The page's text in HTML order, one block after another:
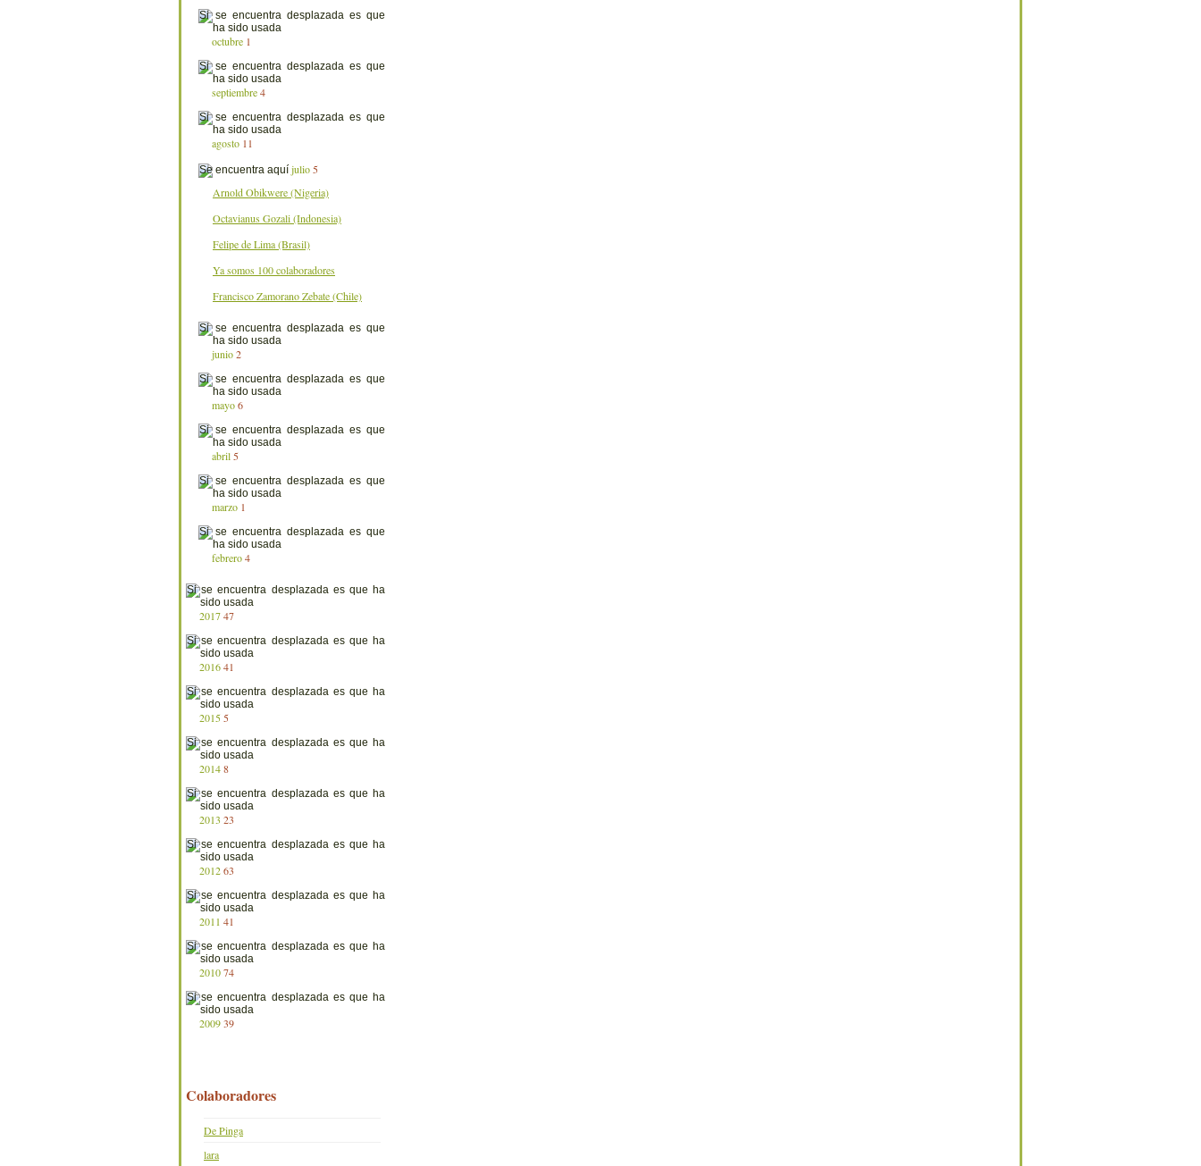
octubre 1
septiembre 4
agosto 11
julio 5
Arnold Obikwere (Nigeria)
Octavianus Gozali (Indonesia)
Felipe de Lima (Brasil)
Ya somos 100 colaboradores
Francisco Zamorano Zebate (Chile)
junio 2
mayo 6
abril 5
marzo 1
febrero 4
201747
201641
2015 5
20148
2013 23
201263
2011 41
201074
200939
Colaboradores
De Pinga
lara